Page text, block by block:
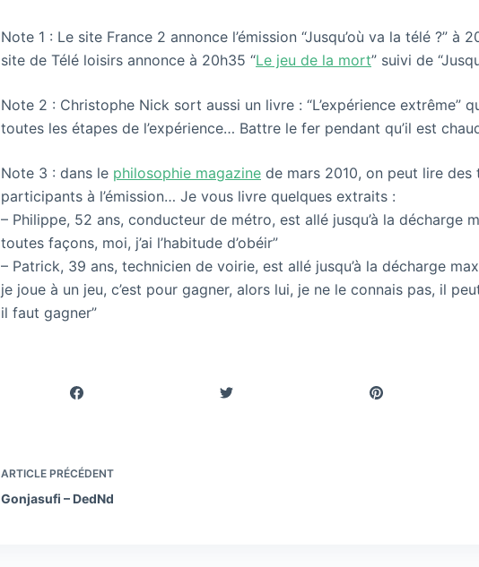
Note 1 : Le site France 2 annonce l’émission “Jusqu’où va la télé ?” à
site de Télé loisirs annonce à 20h35 “Le jeu de la mort” suivi de
Note 2 : Christophe Nick sort aussi un livre : “L’expérience extrême”
toutes les étapes de l’expérience… Battre le fer pendant qu’il est
Note 3 : dans le philosophie magazine de mars 2010, on peut lire des
participants à l’émission… Je vous livre quelques extraits :
– Philippe, 52 ans, conducteur de métro, est allé jusqu’à la décharge
toutes façons, moi, j’ai l’habitude d’obéir”
– Patrick, 39 ans, technicien de voirie, est allé jusqu’à la décharge
je joue à un jeu, c’est pour gagner, alors lui, je ne le connais pas, il
il faut gagner”
ARTICLE PRÉCÉDENT
Gonjasufi – DedNd